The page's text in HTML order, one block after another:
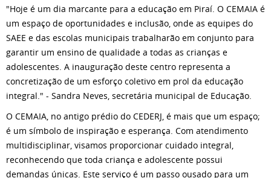
"Hoje é um dia marcante para a educação em Piraí. O CEMAIA é
um espaço de oportunidades e inclusão, onde as equipes do
SAEE e das escolas municipais trabalharão em conjunto para
garantir um ensino de qualidade a todas as crianças e
adolescentes. A inauguração deste centro representa a
concretização de um esforço coletivo em prol da educação
integral." - Sandra Neves, secretária municipal de Educação.
O CEMAIA, no antigo prédio do CEDERJ, é mais que um espaço;
é um símbolo de inspiração e esperança. Com atendimento
multidisciplinar, visamos proporcionar cuidado integral,
reconhecendo que toda criança e adolescente possui
demandas únicas. Este serviço é um passo ousado para um